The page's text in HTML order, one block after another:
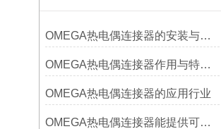
OMEGA热电偶连接器的安装与调试
OMEGA热电偶连接器作用与特点是什么？
OMEGA热电偶连接器的应用行业
OMEGA热电偶连接器能提供可靠的信号传输